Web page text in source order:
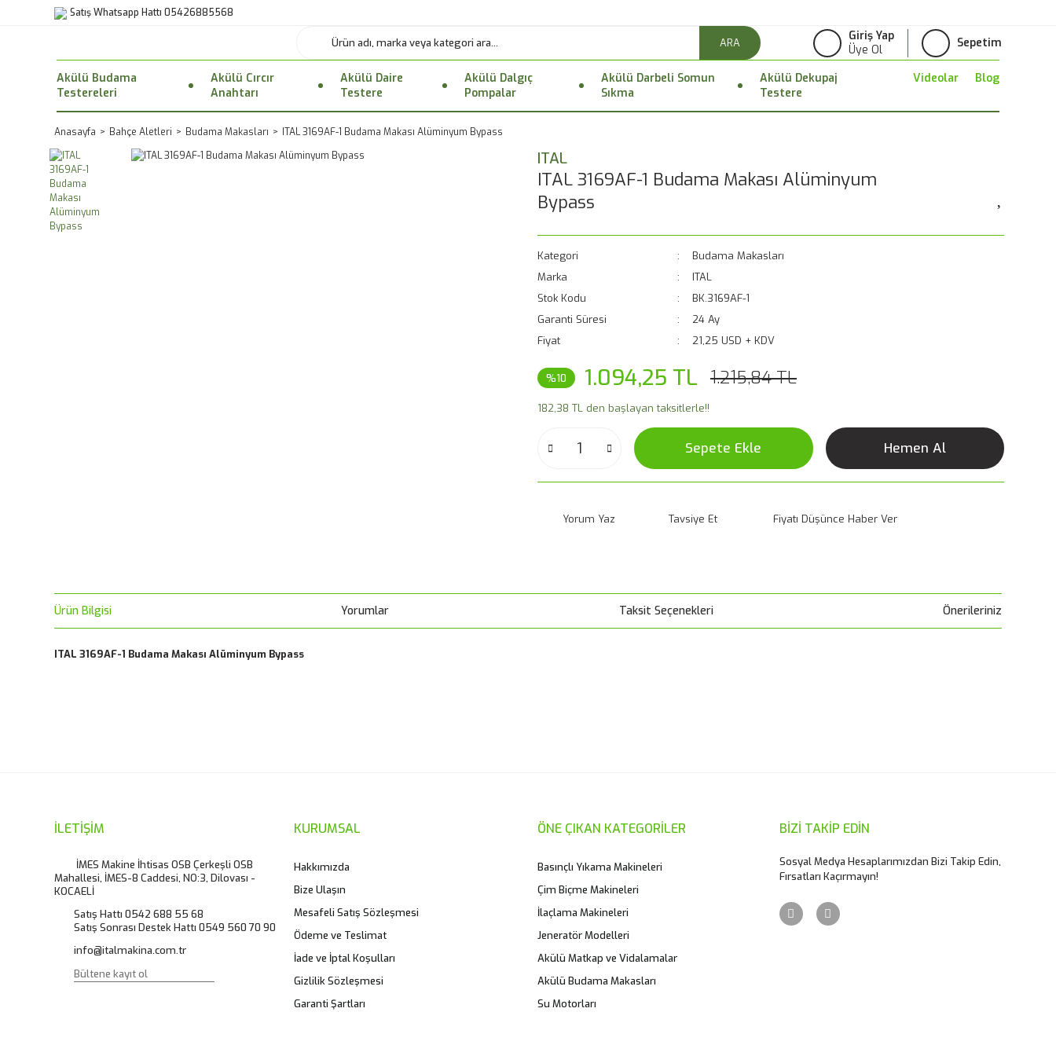
Satış Whatsapp Hattı 05426885568
ARA
Giriş Yap
Üye Ol
Sepetim
Akülü Budama
Testereleri
Akülü Cırcır
Anahtarı
Akülü Daire
Testere
Akülü Dalgıç
Pompalar
Akülü Darbeli Somun
Sıkma
Akülü Dekupaj
Testere
Videolar Blog
Anasayfa Bahçe Aletleri Budama Makasları ITAL 3169AF-1 Budama Makası Alüminyum Bypass
ITAL
ITAL 3169AF-1 Budama Makası Alüminyum
Bypass
Kategori
Budama Makasları
Marka
ITAL
Stok Kodu
BK.3169AF-1
Garanti Süresi
24 Ay
Fiyat
21,25 USD + KDV
%10 1.094,25 TL 1.215,84 TL
182,38 TL den başlayan taksitlerle!!
Sepete Ekle Hemen Al
Yorum Yaz Tavsiye Et Fiyatı Düşünce Haber Ver
Ürün Bilgisi Yorumlar Taksit Seçenekleri Önerileriniz
ITAL 3169AF-1 Budama Makası Alüminyum Bypass
Ürün bilgilerinde hatalar bulunuyor.
Bu ürüne benzer farklı alternatifler olmalı.
Gönder
İLETİŞİM
İMES Makine İhtisas OSB Çerkeşli OSB
Mahallesi, İMES-8 Caddesi, NO:3, Dilovası -
KOCAELİ
Satış Hattı 0542 688 55 68
Satış Sonrası Destek Hattı 0549 560 70 90
info@italmakina.com.tr
KURUMSAL
Hakkımızda
Bize Ulaşın
Mesafeli Satış Sözleşmesi
Ödeme ve Teslimat
İade ve İptal Koşulları
Gizlilik Sözleşmesi
Garanti Şartları
ÖNE ÇIKAN KATEGORİLER
Basınçlı Yıkama Makineleri
Çim Biçme Makineleri
İlaçlama Makineleri
Jeneratör Modelleri
Akülü Matkap ve Vidalamalar
Akülü Budama Makasları
Su Motorları
BİZİ TAKİP EDİN
Sosyal Medya Hesaplarımızdan Bizi Takip Edin,
Fırsatları Kaçırmayın!